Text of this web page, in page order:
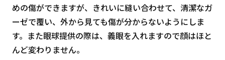
めの傷ができますが、きれいに縫い合わせて、清潔なガ
ーゼで覆い、外から見ても傷が分からないようにしま
す。また眼球提供の際は、義眼を入れますので顔はほと
んど変わりません。